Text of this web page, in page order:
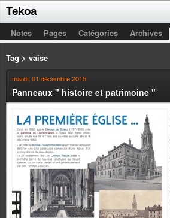
Tekoa
Notes Pages Catégories Archives
Tag > vaise
mardi, 01 décembre 2015
Panneaux " histoire et patrimoine "